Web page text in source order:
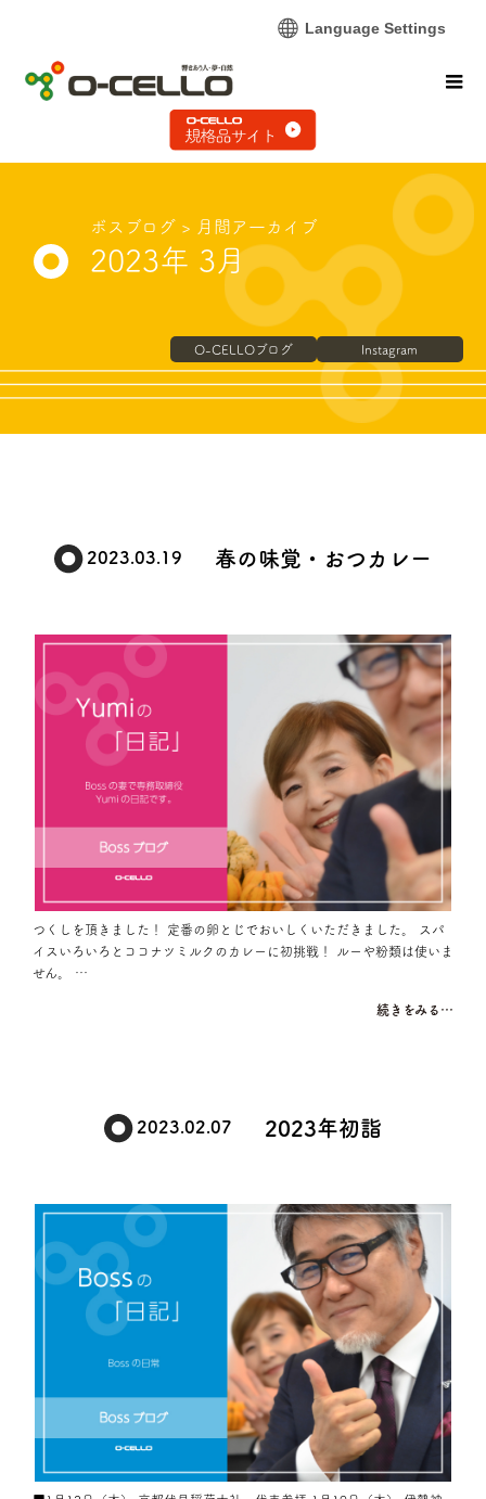
ボスブログ > 月間ア一カイブ
2023年 3月
O-CELLOブログ Instagram
2023.03.19 春の味覚・おつカレー
つくしを頂きました！ 定番の卵とじでおいしくいただきました。 スパ
イスいろいろとココナツミルクのカレーに初挑戦！ ルーや粉類は使いま
せん。 …
続きをみる…
2023.02.07 2023年初詣
Language Settings